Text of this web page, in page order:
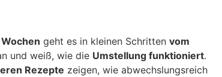
geht es in kleinen Schritten vom
und weiß, wie die Umstellung funktioniert.
Rezepte zeigen, wie abwechslungsreich